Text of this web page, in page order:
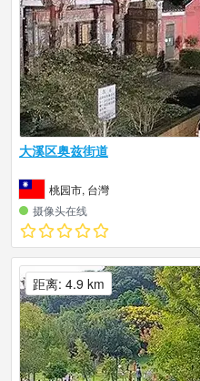
大溪区奥兹街道
桃园市, 台灣
摄像头在线
距离: 4.9 km